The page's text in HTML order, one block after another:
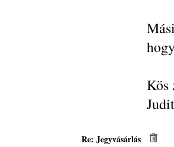
Kös
Judit
Re: Jegyvásárlás